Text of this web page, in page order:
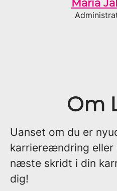
Maria
Om
Uanset om du er
karriereændring
næste skridt i din
dig!